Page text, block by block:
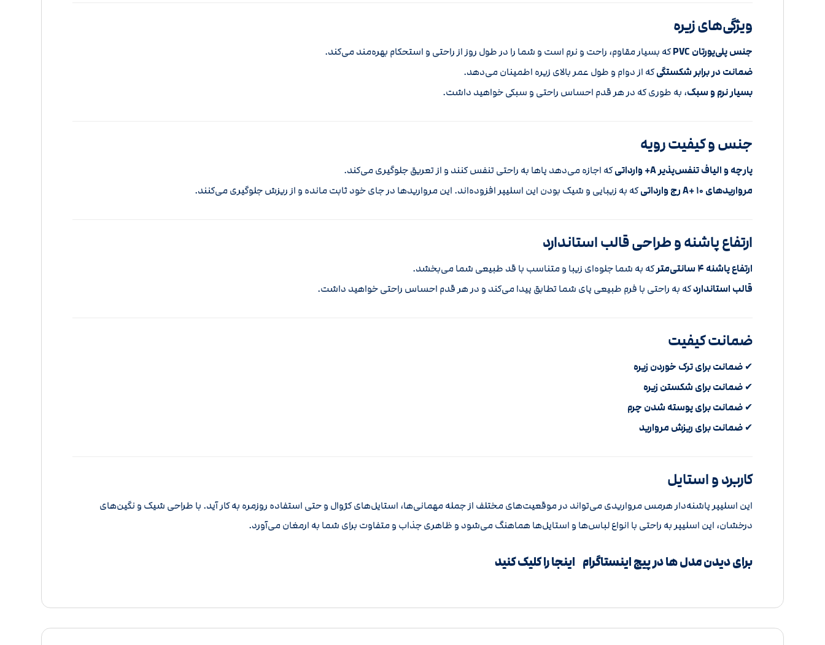
ویژگی‌های زیره
جنس پلی‌یورتان PVC که بسیار مقاوم، راحت و نرم است و شما را در طول روز از راحتی و استحکام بهره‌مند می‌کند.
ضمانت در برابر شکستگیکه از دوام و طول عمر بالای زیره اطمینان می‌دهد.
بسیار نرم و سبک، به طوری که در هر قدم احساس راحتی و سبکی خواهید داشت.
جنس و کیفیت رویه
پارچه و الیاف تنفس‌پذیر A+ وارداتی که اجازه می‌دهد پاها به راحتی تنفس کنند و از تعریق جلوگیری می‌کند.
مرواریدهای A+ 10 رج وارداتی که به زیبایی و شیک بودن این اسلیپر افزوده‌اند. این مرواریدها در جای خود ثابت مانده و از ریزش جلوگیری می‌کنند.
ارتفاع پاشنه و طراحی قالب استاندارد
ارتفاع پاشنه 4 سانتی‌متر که به شما جلوه‌ای زیبا و متناسب با قد طبیعی شما می‌بخشد.
قالب استانداردکه به راحتی با فرم طبیعی پای شما تطابق پیدا می‌کند و در هر قدم احساس راحتی خواهید داشت.
ضمانت کیفیت
✔ضمانت برای ترک خوردن زیره
✔ضمانت برای شکستن زیره
✔ضمانت برای پوسته شدن چرم
✔ضمانت برای ریزش مروارید
کاربرد و استایل
این اسلیپر پاشنه‌دار هرمس مرواریدی می‌تواند در موقعیت‌های مختلف از جمله مهمانی‌ها، استایل‌های کژوال و حتی استفاده روزمره به کار آید. با طراحی شیک و نگین‌های
درخشان، این اسلیپر به راحتی با انواع لباس‌ها و استایل‌ها هماهنگ می‌شود و ظاهری جذاب و متفاوت برای شما به ارمغان می‌آورد.
برای دیدن مدل ها در پیج اینستاگرام اینجا را کلیک کنید